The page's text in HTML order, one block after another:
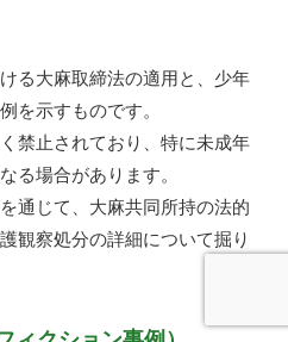
る大麻取締法の適用と、少年
を示すものです。
禁止されており、特に未成年
る場合があります。
通じて、大麻共同所持の法的
観察処分の詳細について掘り